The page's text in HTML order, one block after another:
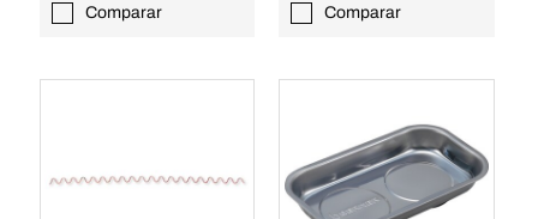
Comparar Comparar